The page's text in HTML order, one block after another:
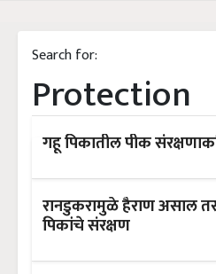
Search for:
Protection
गहू पिकातील पीक
रानडुकरामुळे हैराण असाल
पिकांचे संरक्षण